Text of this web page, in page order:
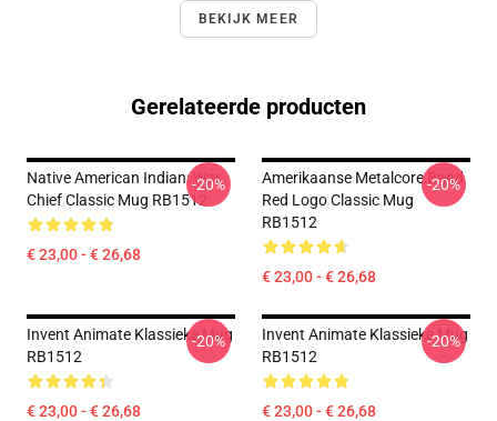
BEKIJK MEER
Gerelateerde producten
Native American Indian: War
Chief Classic Mug RB1512
€ 23,00 - € 26,68
-20%
Amerikaanse Metalcore Band
Red Logo Classic Mug
RB1512
€ 23,00 - € 26,68
-20%
Invent Animate Klassieke Mug
RB1512
€ 23,00 - € 26,68
-20%
Invent Animate Klassieke Mug
RB1512
€ 23,00 - € 26,68
-20%